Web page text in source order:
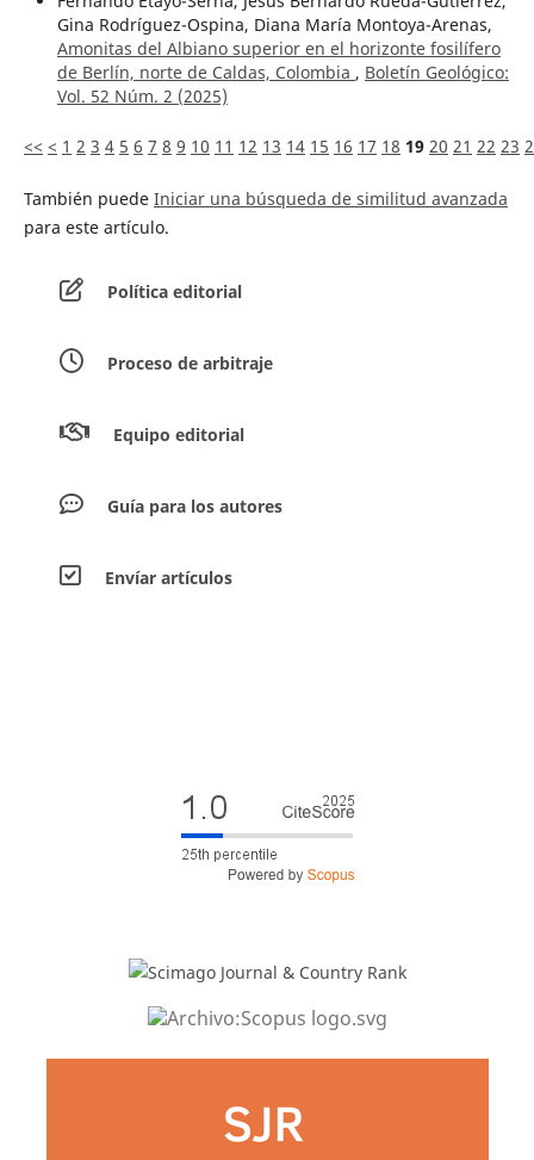
Gina Rodríguez-Ospina, Diana María Montoya-Arenas,
Amonitas del Albiano superior en el horizonte fosilífero
de Berlín, norte de Caldas, Colombia , Boletín Geológico:
Vol. 52 Núm. 2 (2025)
<< < 1 2 3 4 5 6 7 8 9 10 11 12 13 14 15 16 17 18 19 20 21 22 23
También puede Iniciar una búsqueda de similitud avanzada
para este artículo.
Política editorial
Proceso de arbitraje
Equipo editorial
Guía para los autores
Envíar artículos